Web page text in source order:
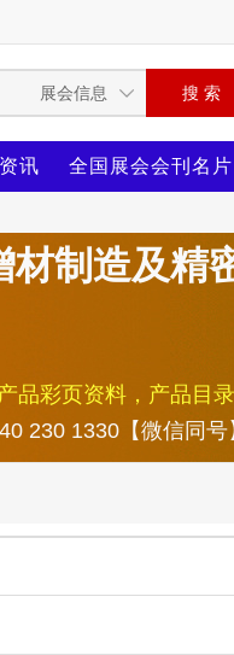
讯 全国展会会刊名片
制造及精
彩页资料，产品目
230 1330【微信同号